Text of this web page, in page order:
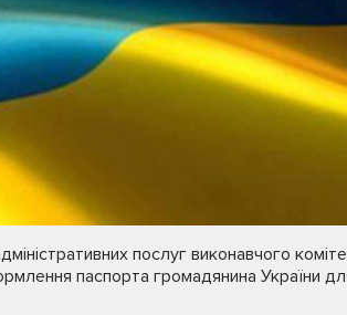
послуг виконавчого
паспорта громадянина України